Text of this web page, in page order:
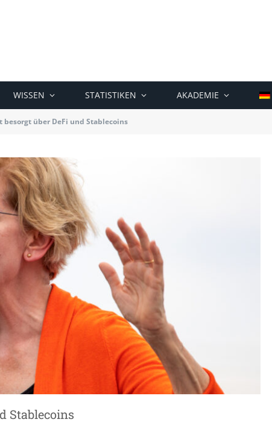
WISSEN STATISTIKEN AKADEMIE
besorgt über DeFi und Stablecoins
Stablecoins